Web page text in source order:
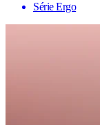
Série Ergo